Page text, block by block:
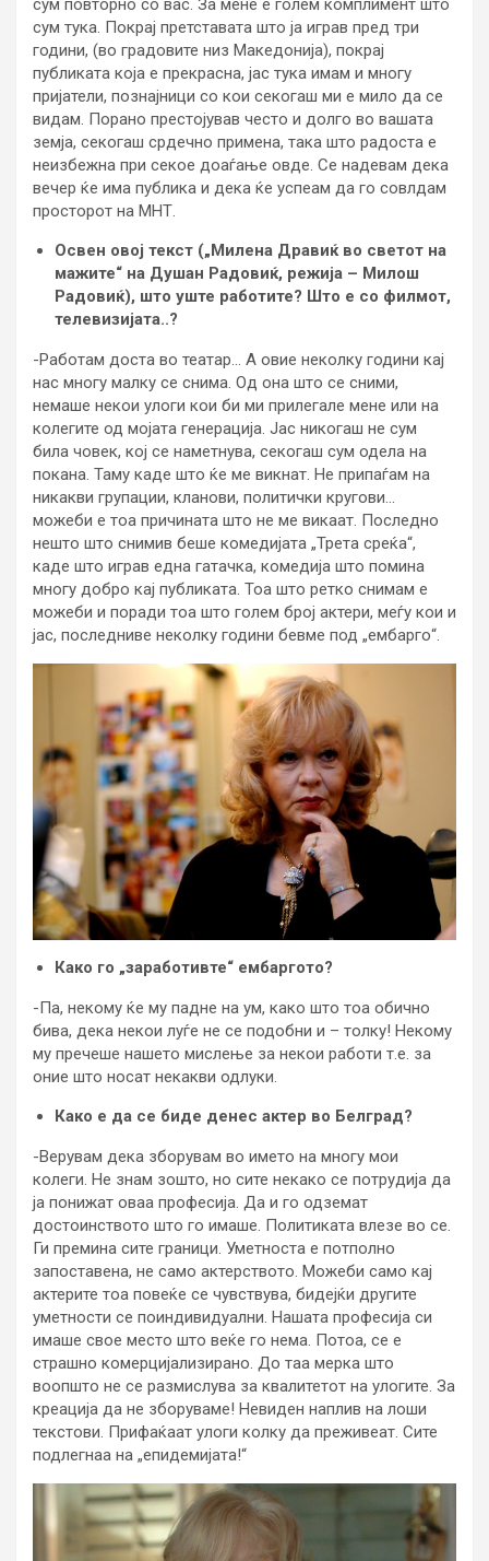
сум повторно со вас. За мене е голем комплимент што
сум тука. Покрај претставата што ја играв пред три
години, (во градовите низ Македонија), покрај
публиката која е прекрасна, јас тука имам и многу
пријатели, познајници со кои секогаш ми е мило да се
видам. Порано престојував често и долго во вашата
земја, секогаш срдечно примена, така што радоста е
неизбежна при секое доаѓање овде. Се надевам дека
вечер ќе има публика и дека ќе успеам да го совлдам
просторот на МНТ.
Освен овој текст („Милена Дравиќ во светот на
мажите“ на Душан Радовиќ, режија – Милош
Радовиќ), што уште работите? Што е со филмот,
телевизијата..?
-Работам доста во театар… А овие неколку години кај
нас многу малку се снима. Од она што се сними,
немаше некои улоги кои би ми прилегале мене или на
колегите од мојата генерација. Јас никогаш не сум
била човек, кој се наметнува, секогаш сум одела на
покана. Таму каде што ќе ме викнат. Не припаѓам на
никакви групации, кланови, политички кругови…
можеби е тоа причината што не ме викаат. Последно
нешто што снимив беше комедијата „Трета среќа“,
каде што играв една гатачка, комедија што помина
многу добро кај публиката. Тоа што ретко снимам е
можеби и поради тоа што голем број актери, меѓу кои и
јас, последниве неколку години бевме под „ембарго“.
Како го „заработивте“ ембаргото?
-Па, некому ќе му падне на ум, како што тоа обично
бива, дека некои луѓе не се подобни и – толку! Некому
му пречеше нашето мислење за некои работи т.е. за
оние што носат некакви одлуки.
Како е да се биде денес актер во Белград?
-Верувам дека зборувам во името на многу мои
колеги. Не знам зошто, но сите некако се потрудија да
ја понижат оваа професија. Да и го одземат
достоинството што го имаше. Политиката влезе во се.
Ги премина сите граници. Уметноста е потполно
запоставена, не само актерството. Можеби само кај
актерите тоа повеќе се чувствува, бидејќи другите
уметности се поиндивидуални. Нашата професија си
имаше свое место што веќе го нема. Потоа, се е
страшно комерцијализирано. До таа мерка што
воопшто не се размислува за квалитетот на улогите. За
креација да не зборуваме! Невиден наплив на лоши
текстови. Прифаќаат улоги колку да преживеат. Сите
подлегнаа на „епидемијата!“